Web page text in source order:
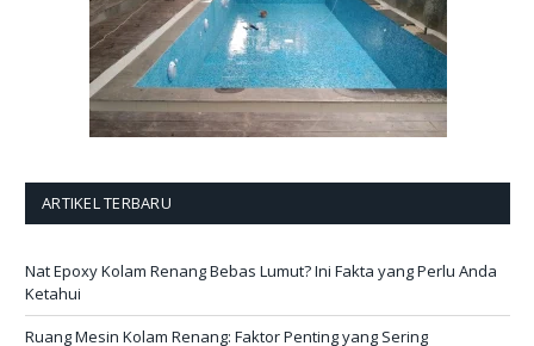
ARTIKEL TERBARU
Nat Epoxy Kolam Renang Bebas Lumut? Ini Fakta yang Perlu Anda
Ketahui
Ruang Mesin Kolam Renang: Faktor Penting yang Sering